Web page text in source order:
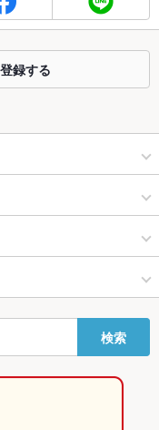
録する
検索